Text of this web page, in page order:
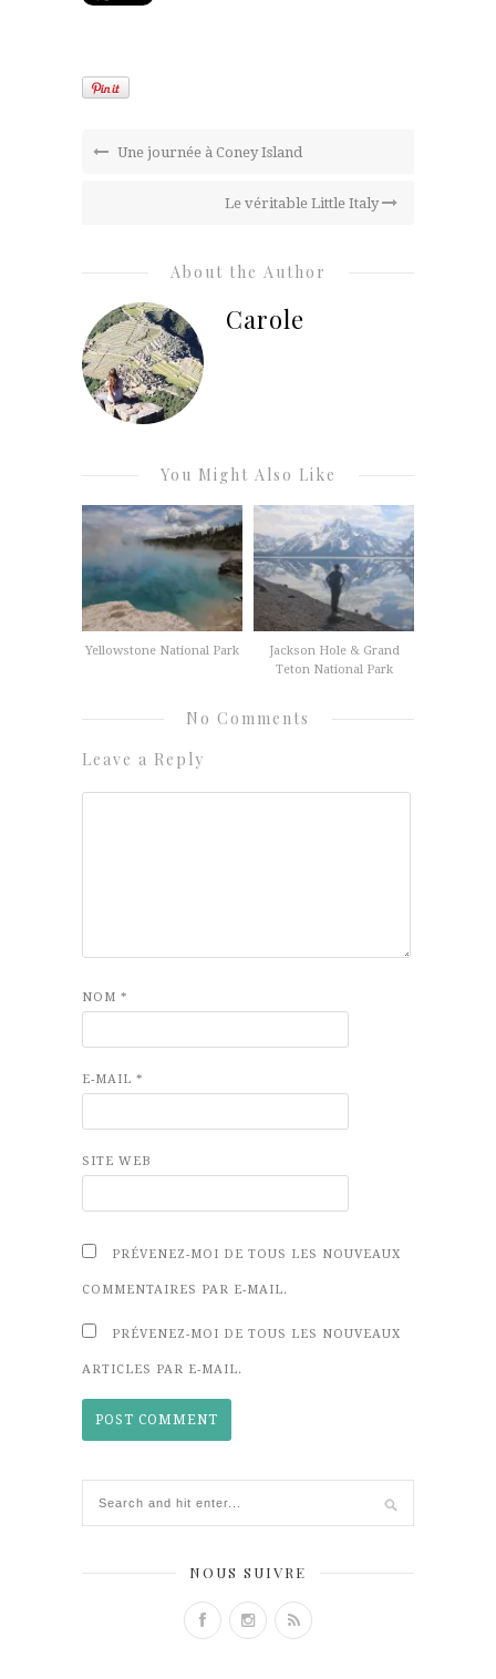
Une journée à Coney Island
Le véritable Little Italy
About the Author
Carole
You Might Also Like
Yellowstone National Park
Jackson Hole & Grand
Teton National Park
No Comments
Leave a Reply
NOM *
E-MAIL *
SITE WEB
PRÉVENEZ-MOI DE TOUS LES NOUVEAUX
COMMENTAIRES PAR E-MAIL.
PRÉVENEZ-MOI DE TOUS LES NOUVEAUX
ARTICLES PAR E-MAIL.
NOUS SUIVRE